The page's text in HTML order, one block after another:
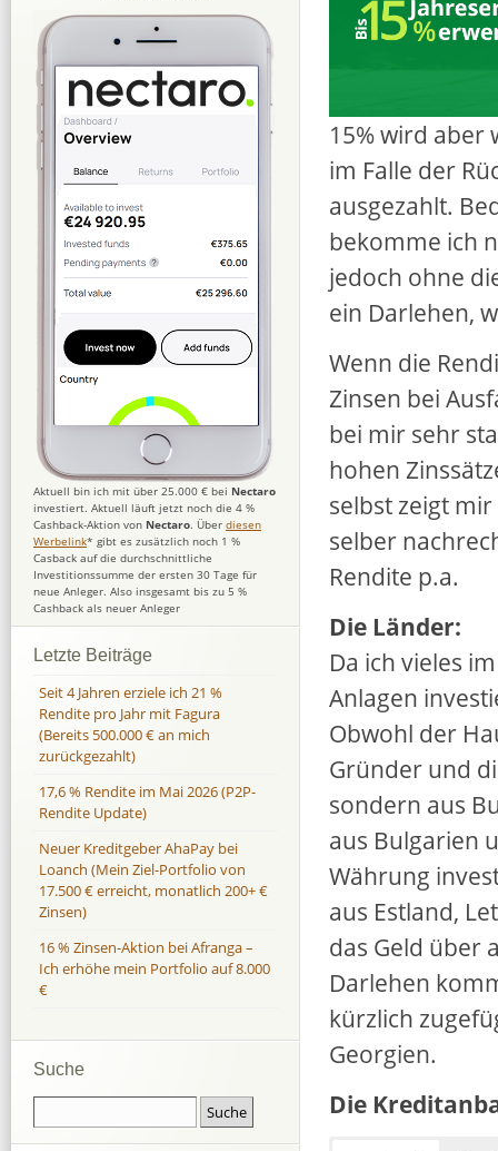
15% wird aber
im Falle der
ausgezahlt.
bekomme ich
jedoch ohne
ein Darlehen,
Wenn die
Zinsen bei
bei mir sehr
hohen
selbst zeigt
selber
Rendite p.a.
Die Länder:
Da ich vieles
Anlagen
Obwohl der
Gründer und
sondern aus
aus Bulgarien
Währung
aus Estland,
das Geld über
Darlehen
kürzlich
Georgien.
Die
Aktuell bin ich mit über 25.000 € bei Nectaro
investiert. Aktuell läuft jetzt noch die 4 %
Cashback-Aktion von Nectaro. Über diesen
Werbelink* gibt es zusätzlich noch 1 %
Casback auf die durchschnittliche
Investitionssumme der ersten 30 Tage für
neue Anleger. Also insgesamt bis zu 5 %
Cashback als neuer Anleger
Letzte Beiträge
Seit 4 Jahren erziele ich 21 %
Rendite pro Jahr mit Fagura
(Bereits 500.000 € an mich
zurückgezahlt)
17,6 % Rendite im Mai 2026 (P2P-
Rendite Update)
Neuer Kreditgeber AhaPay bei
Loanch (Mein Ziel-Portfolio von
17.500 € erreicht, monatlich 200+ €
Zinsen)
16 % Zinsen-Aktion bei Afranga –
Ich erhöhe mein Portfolio auf 8.000
€
Suche